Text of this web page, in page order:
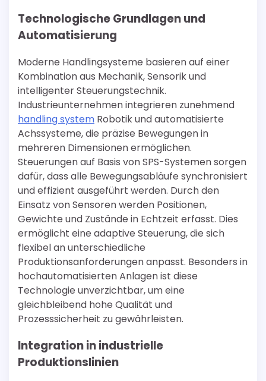
Technologische Grundlagen und
Automatisierung
Moderne Handlingsysteme basieren auf einer
Kombination aus Mechanik, Sensorik und
intelligenter Steuerungstechnik.
Industrieunternehmen integrieren zunehmend
handling system Robotik und automatisierte
Achssysteme, die präzise Bewegungen in
mehreren Dimensionen ermöglichen.
Steuerungen auf Basis von SPS-Systemen sorgen
dafür, dass alle Bewegungsabläufe synchronisiert
und effizient ausgeführt werden. Durch den
Einsatz von Sensoren werden Positionen,
Gewichte und Zustände in Echtzeit erfasst. Dies
ermöglicht eine adaptive Steuerung, die sich
flexibel an unterschiedliche
Produktionsanforderungen anpasst. Besonders in
hochautomatisierten Anlagen ist diese
Technologie unverzichtbar, um eine
gleichbleibend hohe Qualität und
Prozesssicherheit zu gewährleisten.
Integration in industrielle
Produktionslinien